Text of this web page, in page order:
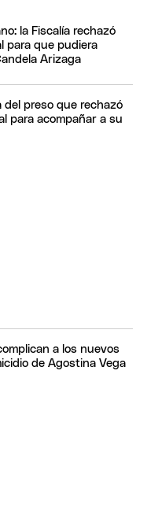
la Fiscalía rechazó
para que pudiera
Arizaga
del preso que rechazó
para acompañar a su
a los nuevos
de Agostina Vega